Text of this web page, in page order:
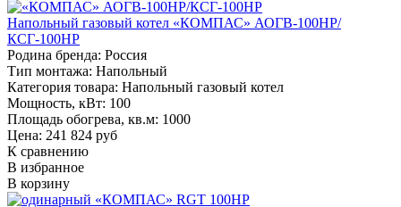
Напольный газовый котел «КОМПАС» АОГВ-100НР/
КСГ-100НР
Родина бренда: Россия
Тип монтажа: Напольный
Категория товара: Напольный газовый котел
Мощность, кВт: 100
Площадь обогрева, кв.м: 1000
Цена: 241 824 руб
К сравнению
В избранное
В корзину